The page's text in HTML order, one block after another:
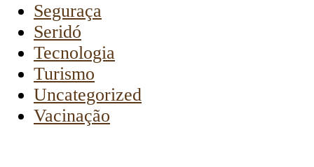
Seguraça
Seridó
Tecnologia
Turismo
Uncategorized
Vacinação